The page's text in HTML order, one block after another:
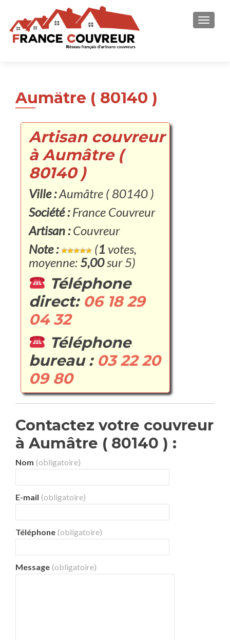
Aumâtre ( 80140 )
Artisan couvreur
à Aumâtre (
80140 )
Ville :Aumâtre ( 80140 )
Société :France Couvreur
Artisan :Couvreur
Note :
(1 votes,
moyenne: 5,00sur 5)
Téléphone
direct: 06 18 29
04 32
Téléphone
bureau : 03 22 20
09 80
Contactez votre couvreur
à Aumâtre ( 80140 ) :
Nom (obligatoire)
E-mail (obligatoire)
Téléphone (obligatoire)
Message (obligatoire)